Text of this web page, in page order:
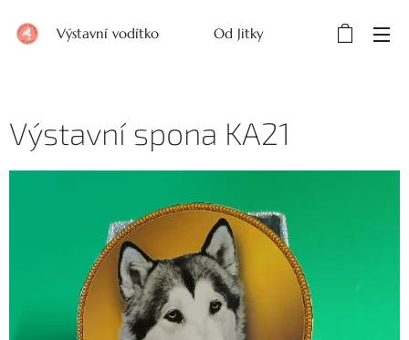
Výstavní vodítko Od Jitky
Výstavní spona KA21